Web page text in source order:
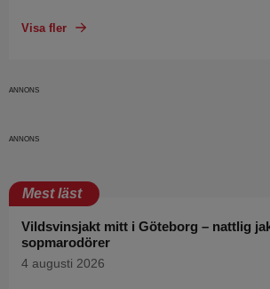
Visa fler
Mest läst
Vildsvinsjakt mitt i Göteborg – nattlig
sopmarodörer
4 augusti 2026